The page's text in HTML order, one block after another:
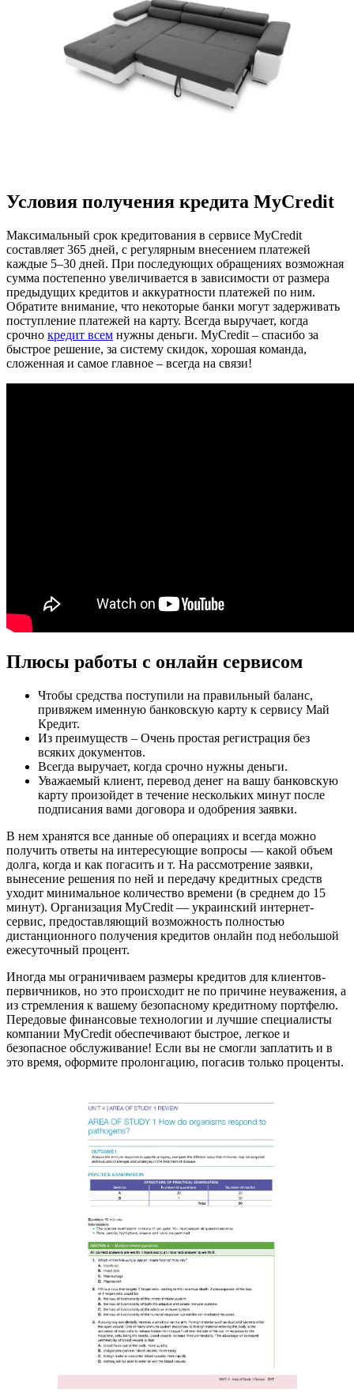
Условия получения кредита MyСredit
Максимальный срок кредитования в сервисе MyCredit
составляет 365 дней, с регулярным внесением платежей
каждые 5–30 дней. При последующих обращениях возможная
сумма постепенно увеличивается в зависимости от размера
предыдущих кредитов и аккуратности платежей по ним.
Обратите внимание, что некоторые банки могут задерживать
поступление платежей на карту. Всегда выручает, когда
срочно кредит всем нужны деньги. МyCredit – спасибо за
быстрое решение, за систему скидок, хорошая команда,
сложенная и самое главное – всегда на связи!
Плюсы работы с онлайн сервисом
Чтобы средства поступили на правильный баланс,
привяжем именную банковскую карту к сервису Май
Кредит.
Из преимуществ – Очень простая регистрация без
всяких документов.
Всегда выручает, когда срочно нужны деньги.
Уважаемый клиент, перевод денег на вашу банковскую
карту произойдет в течение нескольких минут после
подписания вами договора и одобрения заявки.
В нем хранятся все данные об операциях и всегда можно
получить ответы на интересующие вопросы — какой объем
долга, когда и как погасить и т. На рассмотрение заявки,
вынесение решения по ней и передачу кредитных средств
уходит минимальное количество времени (в среднем до 15
минут). Организация MyCredit — украинский интернет-
сервис, предоставляющий возможность полностью
дистанционного получения кредитов онлайн под небольшой
ежесуточный процент.
Иногда мы ограничиваем размеры кредитов для клиентов-
первичников, но это происходит не по причине неуважения, а
из стремления к вашему безопасному кредитному портфелю.
Передовые финансовые технологии и лучшие специалисты
компании MyCredit обеспечивают быстрое, легкое и
безопасное обслуживание! Если вы не смогли заплатить и в
это время, оформите пролонгацию, погасив только проценты.